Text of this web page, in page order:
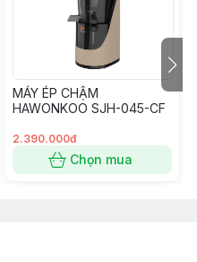
MÁY ÉP CHẬM
HAWONKOO SJH-045-CF
2.390.000đ
Chọn mua